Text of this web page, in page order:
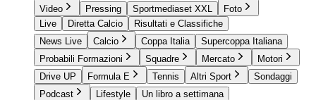
Video Pressing Sportmediaset XXL
Foto
Live
Diretta Calcio
Risultati e Classifiche
News Live
Calcio Coppa Italia
Supercoppa Italiana
Probabili Formazioni
Squadre Mercato
Motori
Drive UP
Formula E Tennis Altri Sport
Sondaggi
Podcast
Lifestyle
Un libro a settimana